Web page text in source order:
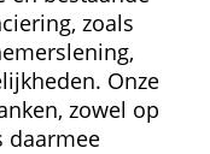
zoals
Onze
zowel op
daarmee